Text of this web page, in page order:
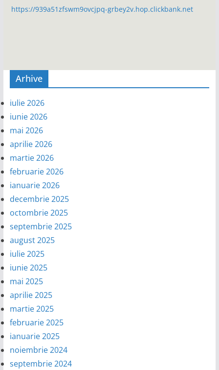
https://939a51zfswm9ovcjpq-grbey2v.hop.clickbank.net
Arhive
iulie 2026
iunie 2026
mai 2026
aprilie 2026
martie 2026
februarie 2026
ianuarie 2026
decembrie 2025
octombrie 2025
septembrie 2025
august 2025
iulie 2025
iunie 2025
mai 2025
aprilie 2025
martie 2025
februarie 2025
ianuarie 2025
noiembrie 2024
septembrie 2024